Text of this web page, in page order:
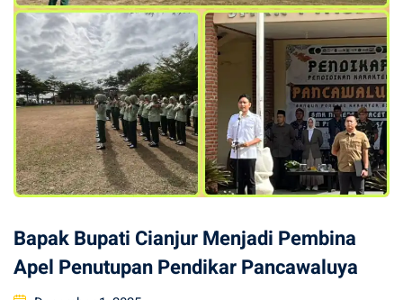
Bapak Bupati Cianjur Menjadi Pembina
Apel Penutupan Pendikar Pancawaluya